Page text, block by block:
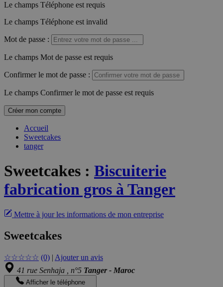
Le champs Téléphone est requis
Le champs Téléphone est invalid
Mot de passe :
Le champs Mot de passe est requis
Confirmer le mot de passe :
Le champs Confirmer le mot de passe est requis
Créer mon compte
Accueil
Sweetcakes
tanger
Sweetcakes : Biscuiterie
fabrication gros à Tanger
Mettre à jour les informations de mon entreprise
Sweetcakes
☆☆☆☆☆ (0) | Ajouter un avis
41 rue Senhaja , n°5 Tanger - Maroc
Afficher le téléphone